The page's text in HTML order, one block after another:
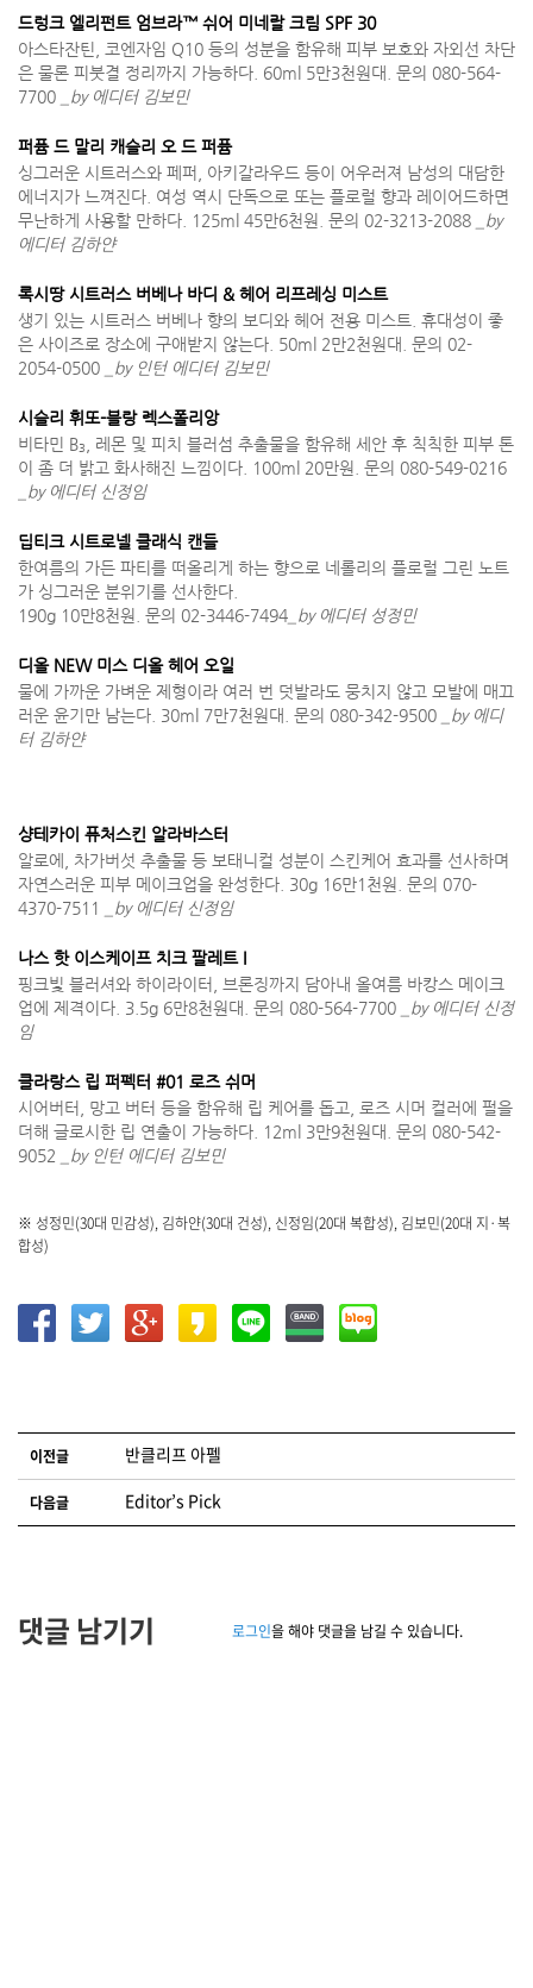
드렁크 엘리펀트 엄브라™ 쉬어 미네랄 크림 SPF 30
아스타잔틴, 코엔자임 Q10 등의 성분을 함유해 피부 보호와 자외선 차단
은 물론 피붓결 정리까지 가능하다. 60ml 5만3천원대. 문의 080-564-
7700
_by 에디터 김보민
퍼퓸 드 말리 캐슬리 오 드 퍼퓸
싱그러운 시트러스와 페퍼, 아키갈라우드 등이 어우러져 남성의 대담한
에너지가 느껴진다. 여성 역시 단독으로 또는 플로럴 향과 레이어드하면
무난하게 사용할 만하다. 125ml 45만6천원. 문의 02-3213-2088 _by
에디터 김하얀
록시땅 시트러스 버베나 바디 & 헤어 리프레싱 미스트
생기 있는 시트러스 버베나 향의 보디와 헤어 전용 미스트. 휴대성이 좋
은 사이즈로 장소에 구애받지 않는다. 50ml 2만2천원대. 문의 02-
2054-0500 _by 인턴 에디터 김보민
시슬리 휘또-블랑 렉스폴리앙
비타민 B3
, 레몬 및 피치 블러섬 추출물을 함유해 세안 후 칙칙한 피부 톤
이 좀 더 밝고 화사해진 느낌이다. 100ml 20만원. 문의 080-549-0216
_by 에디터 신정임
딥티크 시트로넬 클래식 캔들
한여름의 가든 파티를 떠올리게 하는 향으로 네롤리의 플로럴 그린 노트
가 싱그러운 분위기를 선사한다.
190g 10만8천원. 문의 02-3446-7494 _by 에디터 성정민
디올 NEW 미스 디올 헤어 오일
물에 가까운 가벼운 제형이라 여러 번 덧발라도 뭉치지 않고 모발에 매끄
러운 윤기만 남는다. 30ml 7만7천원대. 문의 080-342-9500 _by 에디
터 김하얀
샹테카이 퓨처스킨 알라바스터
알로에, 차가버섯 추출물 등 보태니컬 성분이 스킨케어 효과를 선사하며
자연스러운 피부 메이크업을 완성한다. 30g 16만1천원. 문의 070-
4370-7511
_by 에디터 신정임
나스 핫 이스케이프 치크 팔레트 I
핑크빛 블러셔와 하이라이터, 브론징까지 담아내 올여름 바캉스 메이크
업에 제격이다. 3.5g 6만8천원대. 문의 080-564-7700
_by 에디터 신정
임
클라랑스 립 퍼펙터 #01 로즈 쉬머
시어버터, 망고 버터 등을 함유해 립 케어를 돕고, 로즈 시머 컬러에 펄을
더해 글로시한 립 연출이 가능하다. 12ml 3만9천원대. 문의 080-542-
9052 _by 인턴 에디터 김보민
※ 성정민(30대 민감성), 김하얀(30대 건성), 신정임(20대 복합성), 김보민(20대 지·복
합성)
글 네비게이션
이전글 반클리프 아펠
다음글 Editor’s Pick
댓글 남기기 로그인을 해야 댓글을 남길 수 있습니다.